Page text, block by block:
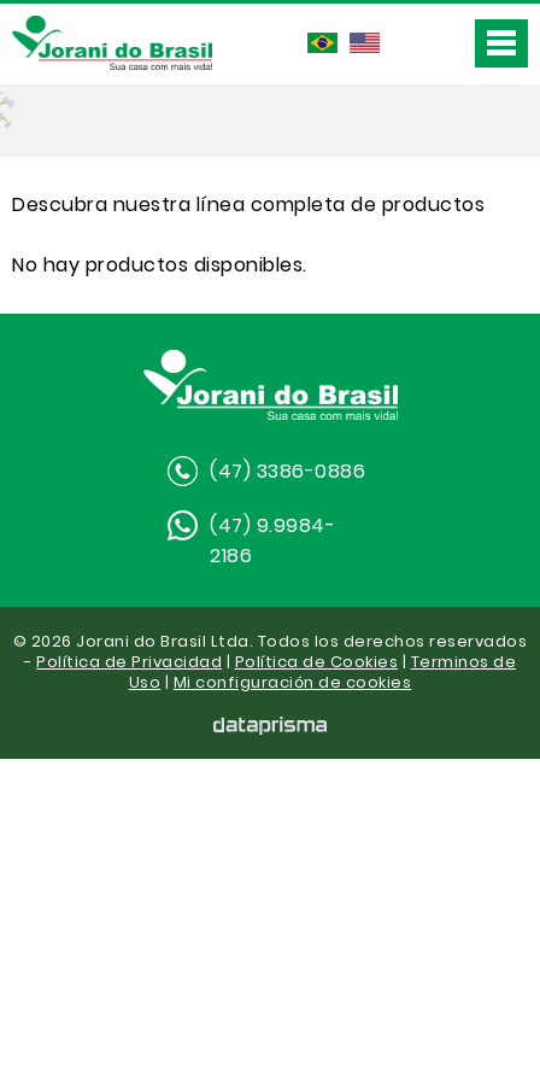
Descubra nuestra línea completa de productos
No hay productos disponibles.
(47) 3386-0886
(47) 9.9984-
2186
© 2026 Jorani do Brasil Ltda. Todos los derechos reservados
- Política de Privacidad | Política de Cookies | Terminos de
Uso | Mi configuración de cookies